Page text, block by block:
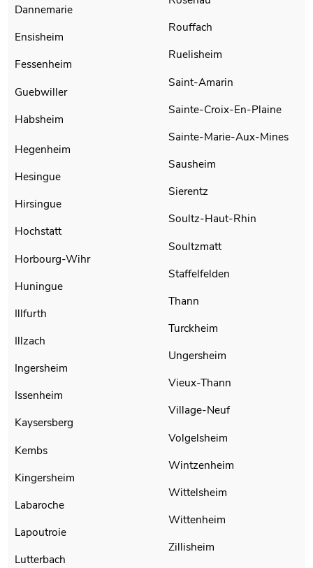
Dannemarie
Ensisheim
Fessenheim
Guebwiller
Habsheim
Hegenheim
Hesingue
Hirsingue
Hochstatt
Horbourg-Wihr
Huningue
Illfurth
Illzach
Ingersheim
Issenheim
Kaysersberg
Kembs
Kingersheim
Labaroche
Lapoutroie
Lutterbach
Rouffach
Ruelisheim
Saint-Amarin
Sainte-Croix-En-Plaine
Sainte-Marie-Aux-Mines
Sausheim
Sierentz
Soultz-Haut-Rhin
Soultzmatt
Staffelfelden
Thann
Turckheim
Ungersheim
Vieux-Thann
Village-Neuf
Volgelsheim
Wintzenheim
Wittelsheim
Wittenheim
Zillisheim